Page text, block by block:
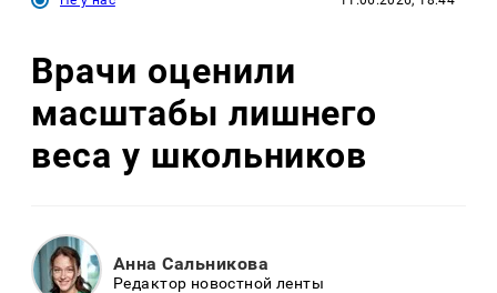
Врачи оценили
масштабы лишнего
веса у школьников
Анна Сальникова
Редактор новостной ленты